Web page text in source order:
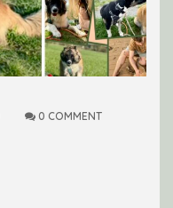
0 COMMENT